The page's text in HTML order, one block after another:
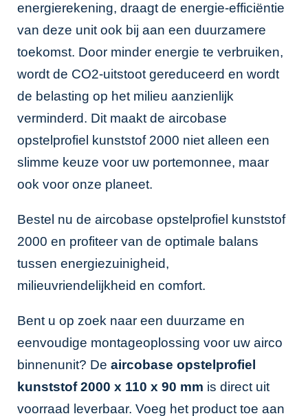
energierekening, draagt de energie-efficiëntie
van deze unit ook bij aan een duurzamere
toekomst. Door minder energie te verbruiken,
wordt de CO2-uitstoot gereduceerd en wordt
de belasting op het milieu aanzienlijk
verminderd. Dit maakt de aircobase
opstelprofiel kunststof 2000 niet alleen een
slimme keuze voor uw portemonnee, maar
ook voor onze planeet.
Bestel nu de aircobase opstelprofiel kunststof
2000 en profiteer van de optimale balans
tussen energiezuinigheid,
milieuvriendelijkheid en comfort.
Bent u op zoek naar een duurzame en
eenvoudige montageoplossing voor uw airco
binnenunit? De aircobase opstelprofiel
kunststof 2000 x 110 x 90 mm is direct uit
voorraad leverbaar. Voeg het product toe aan